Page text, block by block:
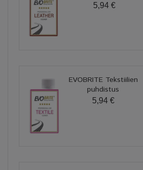
5,94 €
EVOBRITE Tekstiilien
puhdistus
5,94 €